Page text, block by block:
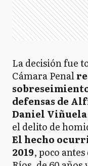
La decisión fue
Cámara Penal
defensas de
Daniel Viñuela
el delito de
El hecho
2019, poco